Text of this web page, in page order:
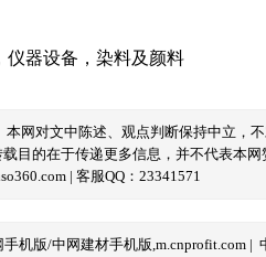
仪器设备 ， 染料及颜料
本网对文中陈述、观点判断保持中立
目的在于传递更多信息，并不代表本
| 客服QQ：23341571
机版/中网建材手机版,m.cnprofit.com |